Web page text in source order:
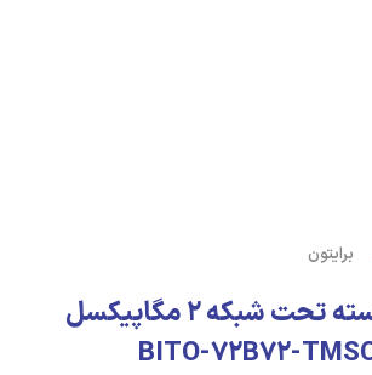
برایتون
دوربین مداربسته تحت شبکه 2 مگاپیکسل